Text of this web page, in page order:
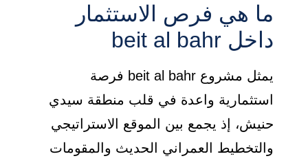
ما هي فرص الاستثمار
داخل beit al bahr
يمثل مشروع beit al bahr فرصة
استثمارية واعدة في قلب منطقة سيدي
حنيش، إذ يجمع بين الموقع الاستراتيجي
والتخطيط العمراني الحديث والمقومات